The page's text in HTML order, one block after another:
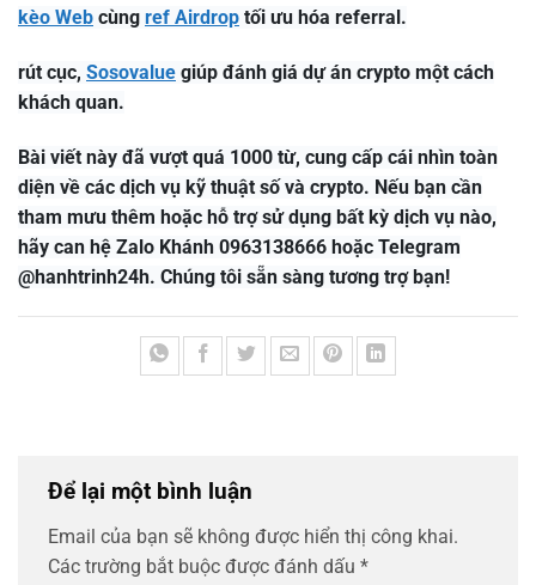
kèo Web cùng ref Airdrop tối ưu hóa referral.
rút cục, Sosovalue giúp đánh giá dự án crypto một cách
khách quan.
Bài viết này đã vượt quá 1000 từ, cung cấp cái nhìn toàn
diện về các dịch vụ kỹ thuật số và crypto. Nếu bạn cần
tham mưu thêm hoặc hỗ trợ sử dụng bất kỳ dịch vụ nào,
hãy can hệ Zalo Khánh 0963138666 hoặc Telegram
@hanhtrinh24h. Chúng tôi sẵn sàng tương trợ bạn!
Để lại một bình luận
Email của bạn sẽ không được hiển thị công khai.
Các trường bắt buộc được đánh dấu *